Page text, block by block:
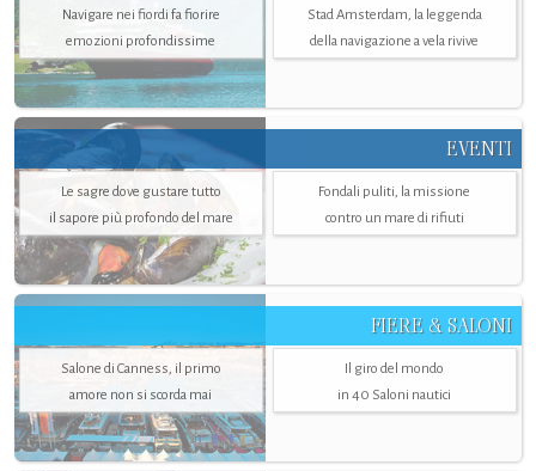
Navigare nei fiordi fa fiorire
emozioni profondissime
Stad Amsterdam, la leggenda
della navigazione a vela rivive
EVENTI
Le sagre dove gustare tutto
il sapore più profondo del mare
Fondali puliti, la missione
contro un mare di rifiuti
FIERE & SALONI
Salone di Canness, il primo
amore non si scorda mai
Il giro del mondo
in 40 Saloni nautici